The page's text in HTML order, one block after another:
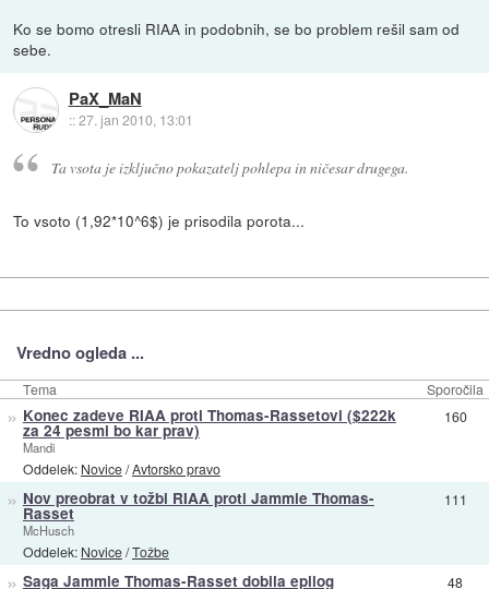
Ko se bomo otresli RIAA in podobnih, se bo problem rešil sam od
sebe.
PaX_MaN
::27. jan 2010, 13:01
Ta vsota je izključno pokazatelj pohlepa in ničesar drugega.
To vsoto (1,92*10^6$) je prisodila porota...
Vredno ogleda ...
Tema Sporočila
» Konec zadeve RIAA proti Thomas-Rassetovi ($222k
za 24 pesmi bo kar prav)
Mandi
Oddelek: Novice/Avtorsko pravo
160
» Nov preobrat v tožbi RIAA proti Jammie Thomas-
Rasset
McHusch
Oddelek: Novice/Tožbe
111
» Saga Jammie Thomas-Rasset dobila epilog 48